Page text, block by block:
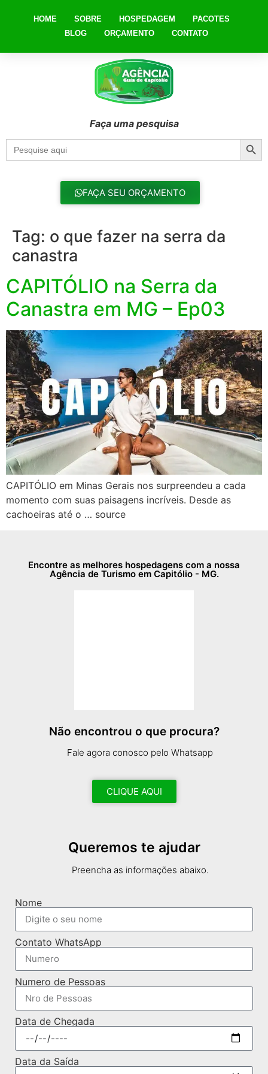
HOME SOBRE HOSPEDAGEM
PACOTES
BLOG
ORÇAMENTO CONTATO
Faça uma pesquisa
Search
for:
FAÇA SEU ORÇAMENTO
Tag: o que fazer na serra da
canastra
CAPITÓLIO na Serra da
Canastra em MG – Ep03
CAPITÓLIO em Minas Gerais nos surpreendeu a cada
momento com suas paisagens incríveis. Desde as
cachoeiras até o … source
Encontre as melhores hospedagens com a nossa
Agência de Turismo em Capitólio - MG.
Não encontrou o que procura?
Fale agora conosco pelo Whatsapp
CLIQUE AQUI
Queremos te ajudar
Preencha as informações abaixo.
Nome
Contato WhatsApp
Numero de Pessoas
Data de Chegada
Data da Saída